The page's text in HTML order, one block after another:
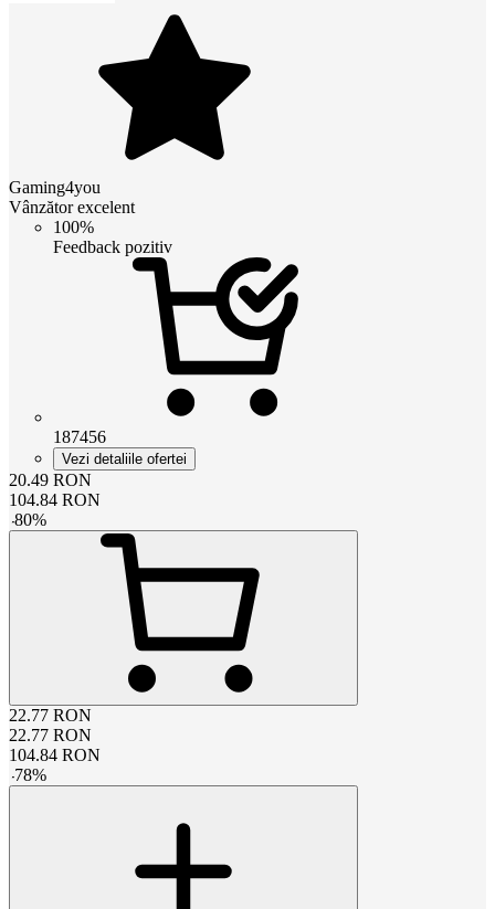
Gaming4you
Vânzător excelent
100%
Feedback pozitiv
187456
Vezi detaliile ofertei
20.49 RON
104.84 RON
-80%
22.77 RON
22.77 RON
104.84 RON
-78%